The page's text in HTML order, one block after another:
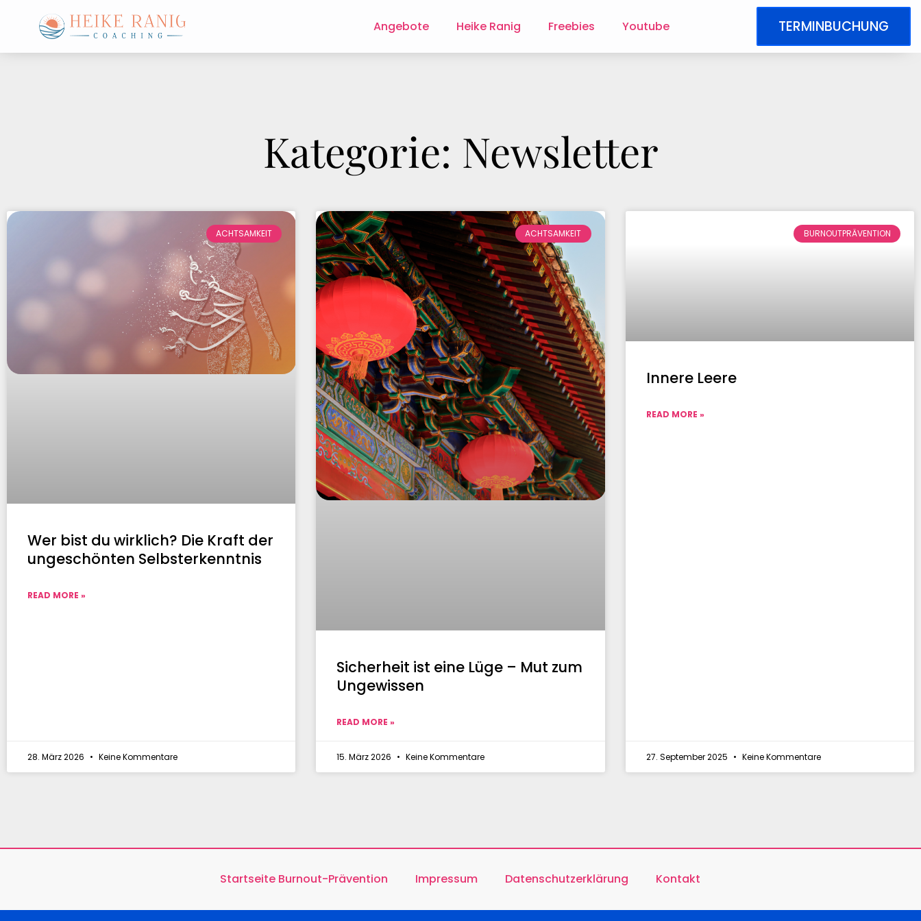
Angebote Heike Ranig Freebies Youtube TERMINBUCHUNG
Kategorie: Newsletter
ACHTSAMKEIT
Wer bist du wirklich? Die Kraft der
ungeschönten Selbsterkenntnis
READ MORE »
28. März 2026 Keine Kommentare
ACHTSAMKEIT
Sicherheit ist eine Lüge – Mut zum
Ungewissen
READ MORE »
15. März 2026 Keine Kommentare
BURNOUTPRÄVENTION
Innere Leere
READ MORE »
27. September 2025 Keine Kommentare
Startseite Burnout-Prävention Impressum Datenschutzerklärung Kontakt